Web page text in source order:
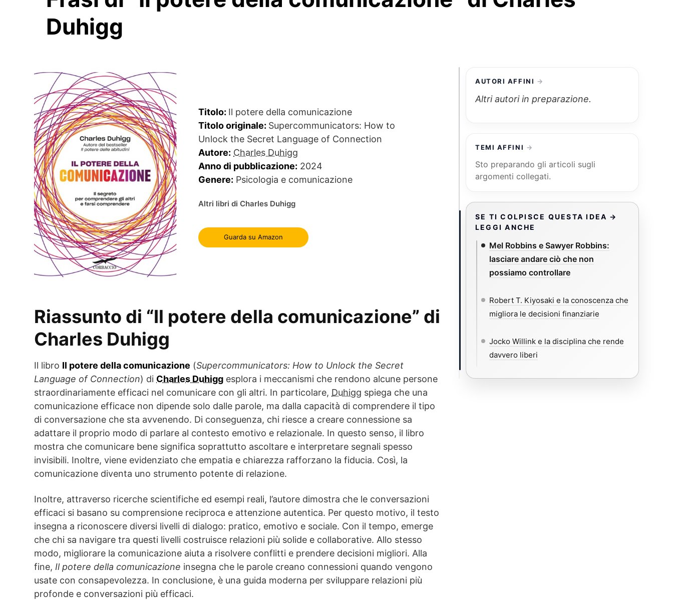
Duhigg
Titolo: Il potere della comunicazione
Titolo originale: Supercommunicators: How to
Unlock the Secret Language of Connection
Autore: Charles Duhigg
Anno di pubblicazione: 2024
Genere: Psicologia e comunicazione
Altri libri di Charles Duhigg
Guarda su Amazon
Riassunto di “Il potere della comunicazione” di
Charles Duhigg
Il libro Il potere della comunicazione (Supercommunicators: How to Unlock the Secret
Language of Connection) di Charles Duhigg esplora i meccanismi che rendono alcune persone
straordinariamente efficaci nel comunicare con gli altri. In particolare, Duhigg spiega che una
comunicazione efficace non dipende solo dalle parole, ma dalla capacità di comprendere il tipo
di conversazione che sta avvenendo. Di conseguenza, chi riesce a creare connessione sa
adattare il proprio modo di parlare al contesto emotivo e relazionale. In questo senso, il libro
mostra che comunicare bene significa soprattutto ascoltare e interpretare segnali spesso
invisibili. Inoltre, viene evidenziato che empatia e chiarezza rafforzano la fiducia. Così, la
comunicazione diventa uno strumento potente di relazione.
Inoltre, attraverso ricerche scientifiche ed esempi reali, l’autore dimostra che le conversazioni
efficaci si basano su comprensione reciproca e attenzione autentica. Per questo motivo, il testo
insegna a riconoscere diversi livelli di dialogo: pratico, emotivo e sociale. Con il tempo, emerge
che chi sa navigare tra questi livelli costruisce relazioni più solide e collaborative. Allo stesso
modo, migliorare la comunicazione aiuta a risolvere conflitti e prendere decisioni migliori. Alla
fine, Il potere della comunicazione insegna che le parole creano connessioni quando vengono
usate con consapevolezza. In conclusione, è una guida moderna per sviluppare relazioni più
profonde e conversazioni più efficaci.
AUTORI AFFINI
Altri autori in preparazione.
TEMI AFFINI
Sto preparando gli articoli sugli
argomenti collegati.
SE TI COLPISCE QUESTA IDEA →
LEGGI ANCHE
Mel Robbins e Sawyer Robbins:
lasciare andare ciò che non
possiamo controllare
Robert T. Kiyosaki e la conoscenza che
migliora le decisioni finanziarie
Jocko Willink e la disciplina che rende
davvero liberi